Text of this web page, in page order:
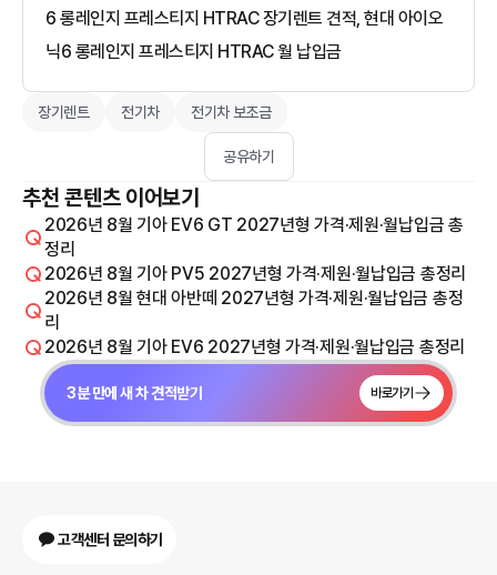
6 롱레인지 프레스티지 HTRAC 장기렌트 견적, 현대 아이오
닉6 롱레인지 프레스티지 HTRAC 월 납입금
장기렌트 전기차 전기차 보조금
공유하기
추천 콘텐츠 이어보기
2026년 8월 기아 EV6 GT 2027년형 가격·제원·월납입금 총
정리
2026년 8월 기아 PV5 2027년형 가격·제원·월납입금 총정리
2026년 8월 현대 아반떼 2027년형 가격·제원·월납입금 총정
리
2026년 8월 기아 EV6 2027년형 가격·제원·월납입금 총정리
3분 만에 새 차 견적받기 바로가기
고객센터 문의하기